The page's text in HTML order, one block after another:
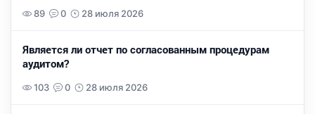
89 0 28 июля 2026
Является ли отчет по согласованным процедурам
аудитом?
103 0 28 июля 2026